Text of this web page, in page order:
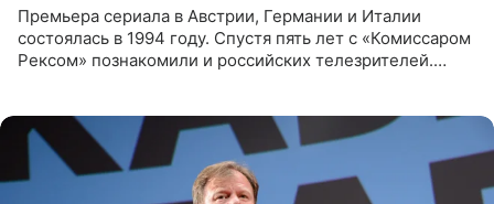
Премьера сериала в Австрии, Германии и Италии
состоялась в 1994 году. Спустя пять лет с «Комиссаром
Рексом» познакомили и российских телезрителей.